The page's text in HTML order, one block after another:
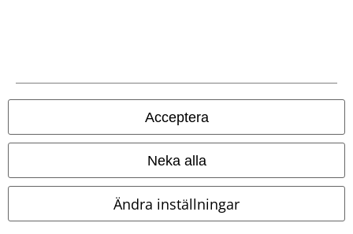
Acceptera
Neka alla
Ändra inställningar
Våra onlinebutiker